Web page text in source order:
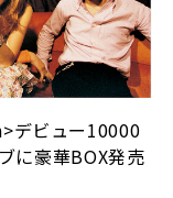
デビュー10000
に豪華BOX発売